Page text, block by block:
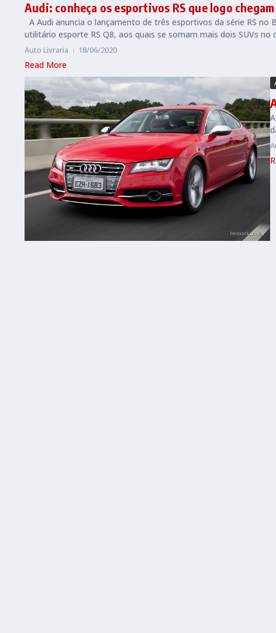
Audi: conheça os esportivos RS que logo
A Audi anuncia o lançamento de três esportivos da série RS no
utilitário esporte RS Q8, aos quais se somam mais dois SUVs no
Auto Livraria 18/06/2020
Read More